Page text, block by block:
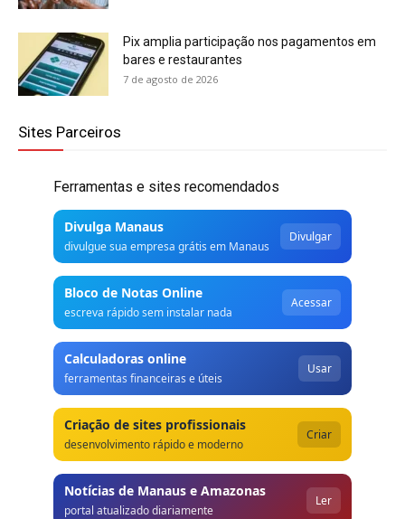
Pix amplia participação nos pagamentos em
bares e restaurantes
7 de agosto de 2026
Sites Parceiros
Ferramentas e sites recomendados
Divulga Manaus
divulgue sua empresa grátis em Manaus
Divulgar
Bloco de Notas Online
escreva rápido sem instalar nada
Acessar
Calculadoras online
ferramentas financeiras e úteis
Usar
Criação de sites profissionais
desenvolvimento rápido e moderno
Criar
Notícias de Manaus e Amazonas
portal atualizado diariamente
Ler